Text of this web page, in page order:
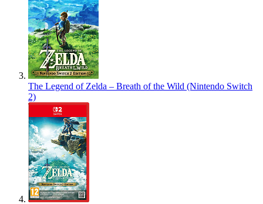
The Legend of Zelda – Breath of the Wild (Nintendo Switch
2)